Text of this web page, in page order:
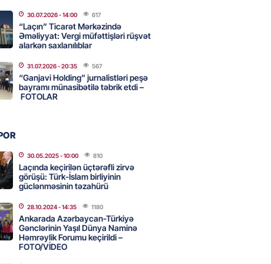
İDDİA: Şimali Koreya
120 ballistik raket yerləşdirib
- 15:15 90
musiqi terapevti
unudulmaz sənət gecəsinə
Hacıyev: Azərbaycan ərazisini
qarşı istifadəyə imkan
- 14:45
mənzil almaq istəyənlər
30.07.2026- 14:00 617
“Laçın” Ticarət Mərkəzində
Əməliyyat: Vergi müfəttişləri rüşvət
alarkən saxlanılıblar
31.07.2026- 20:35 567
“Ganjavi Holding” jurnalistləri peşə
bayramı münasibətilə təbrik etdi –
FOTOLAR
30.05.2025- 10:00 810
Laçında keçirilən üçtərəfli zirvə
görüşü: Türk-İslam birliyinin
güclənməsinin təzahürü
28.10.2024- 14:35 1180
Ankarada Azərbaycan-Türkiyə
Gənclərinin Yaşıl Dünya Naminə
Həmrəylik Forumu keçirildi –
FOTO/VİDEO